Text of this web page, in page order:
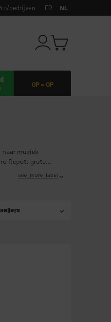
bedrijven FR NL
OP = OP
muziek
Depot: grote
see_more_label